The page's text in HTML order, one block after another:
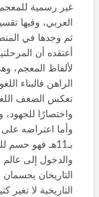
غير رسمية
العربي، وفيها
ثم وجدها في
لألفاظ المعجم،
الراهن فالبناء
تعكس الضعف
واختصارًا
بـ11هـ فهو
والدخول إلى
التاريخان
التاريخية لا